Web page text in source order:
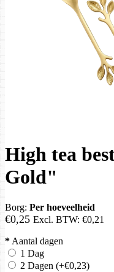
High tea
Gold"
Borg: Per hoeveelheid
€0,25 Excl. BTW: €0,21
* Aantal dagen
1 Dag
2 Dagen (+€0,23)